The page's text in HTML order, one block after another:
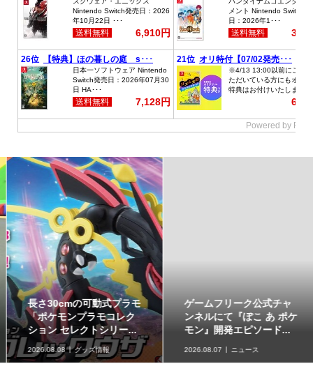
ゲームフリーク公式チャ
ンネルにて『ぽこ あ ポケ
モン』開発エピソード...
2026.08.07 ニュース
最初のパートナーポケモ
ンなど30種！「ポケット
モンスター30周年 ミニ...
2026.08.07 グッズ情報